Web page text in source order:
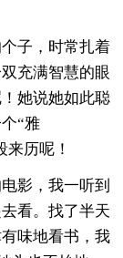
子，时常扎着
充满智慧的眼
她说她如此聪
“雅
历呢！
影，我一听到
看。找了半天
味地看书，我